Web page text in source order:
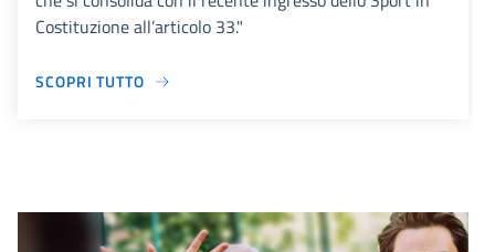
Costituzione all’articolo 33."
SCOPRI TUTTO